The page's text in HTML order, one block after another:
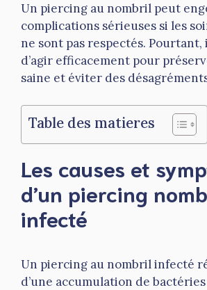
Un piercing au nombril peut
complications sérieuses si les
ne sont pas respectés. Pourtant,
d’agir efficacement pour
saine et éviter des
Table des matieres
Les causes et
d’un piercing
infecté
Un piercing au nombril infecté
d’une accumulation de bactéries